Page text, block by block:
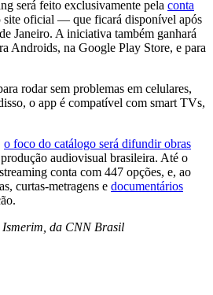
será feito exclusivamente pela conta
site oficial — que ficará disponível após
Janeiro. A iniciativa também ganhará
Androids, na Google Play Store, e para
rodar sem problemas em celulares,
o app é compatível com smart TVs,
o foco do catálogo será difundir obras
audiovisual brasileira. Até o
conta com 447 opções, e, ao
curtas-metragens e documentários
da CNN Brasil